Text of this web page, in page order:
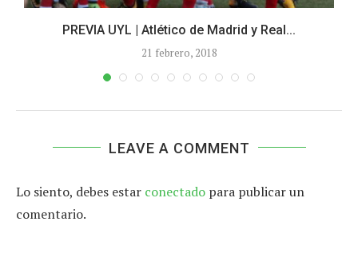
PREVIA UYL | Atlético de Madrid y Real...
21 febrero, 2018
LEAVE A COMMENT
Lo siento, debes estar conectado para publicar un
comentario.